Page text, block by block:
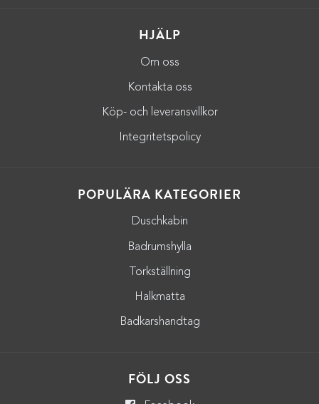
HJÄLP
Om oss
Kontakta oss
Köp- och leveransvillkor
Integritetspolicy
POPULÄRA KATEGORIER
Duschkabin
Badrumshylla
Torkställning
Halkmatta
Badkarshandtag
FÖLJ OSS